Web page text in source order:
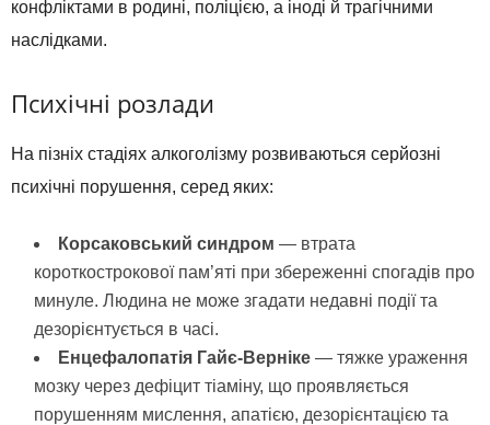
конфліктами в родині, поліцією, а іноді й трагічними
наслідками.
Психічні розлади
На пізніх стадіях алкоголізму розвиваються серйозні
психічні порушення, серед яких:
Корсаковський синдром — втрата
короткострокової пам’яті при збереженні спогадів про
минуле. Людина не може згадати недавні події та
дезорієнтується в часі.
Енцефалопатія Гайє-Верніке — тяжке ураження
мозку через дефіцит тіаміну, що проявляється
порушенням мислення, апатією, дезорієнтацією та